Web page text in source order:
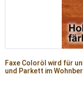
Faxe Coloröl wird für
und Parkett im